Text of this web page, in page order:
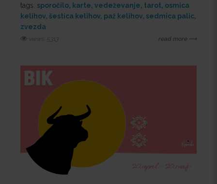
tags: sporočilo karte vedeževanje tarot osmica
kelihov šestica kelihov paž kelihov sedmica palic
zvezda
views: 5313 read more ⟶